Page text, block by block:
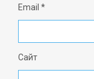
Email *
Сайт